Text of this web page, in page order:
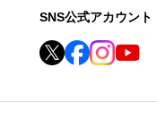
SNS公式アカウント